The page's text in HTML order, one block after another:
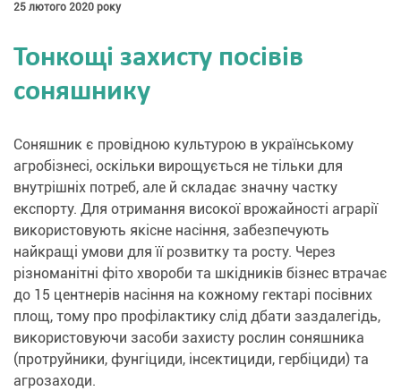
25 лютого 2020 року
Тонкощі захисту посівів
соняшнику
Соняшник є провідною культурою в українському
агробізнесі, оскільки вирощується не тільки для
внутрішніх потреб, але й складає значну частку
експорту. Для отримання високої врожайності аграрії
використовують якісне насіння, забезпечують
найкращі умови для її розвитку та росту. Через
різноманітні фіто хвороби та шкідників бізнес втрачає
до 15 центнерів насіння на кожному гектарі посівних
площ, тому про профілактику слід дбати заздалегідь,
використовуючи засоби захисту рослин соняшника
(протруйники, фунгіциди, інсектициди, гербіциди) та
агрозаходи.